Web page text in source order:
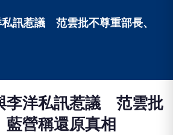
訊惹議 范雲批不尊重部長、
李洋私訊惹議 范雲批
藍營稱還原真相